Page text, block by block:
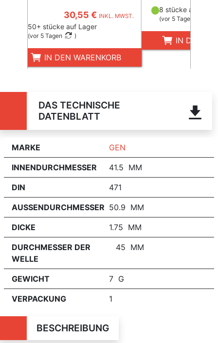
30,55 € INKL. MWST.
50+ stücke auf Lager
(vor 5 Tagen )
IN DEN WARENKORB
8 stücke auf
(vor 5 Tagen
IN DEN
DAS TECHNISCHE
DATENBLATT
MARKE GEN
INNENDURCHMESSER 41.5 MM
DIN 471
AUSSENDURCHMESSER 50.9 MM
DICKE 1.75 MM
DURCHMESSER DER
WELLE
45 MM
GEWICHT 7 G
VERPACKUNG 1
BESCHREIBUNG